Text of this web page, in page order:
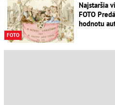
FOTO
Najstaršia
FOTO
hodnotu